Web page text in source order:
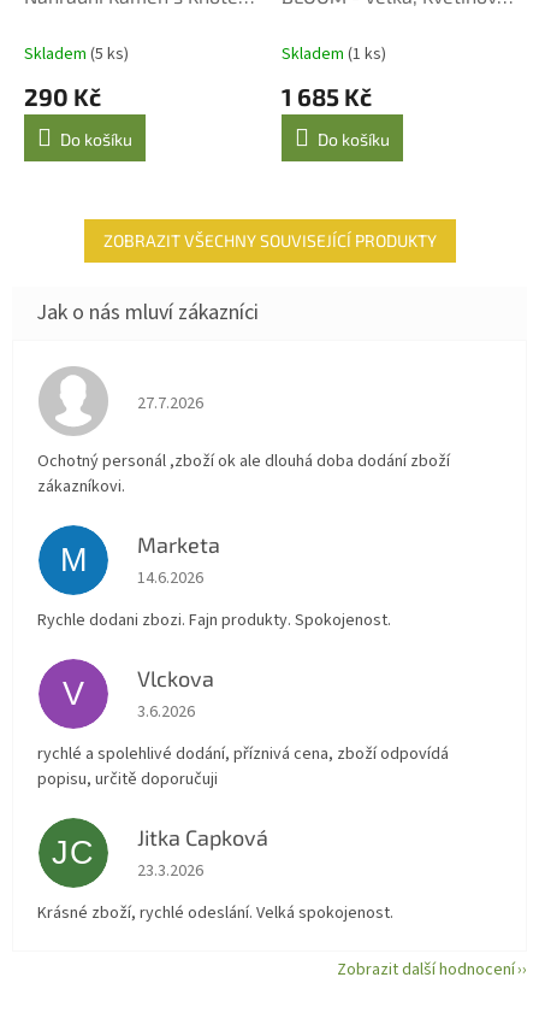
Lampy
Skladem (5 ks)
290 Kč
Do košíku
Skladem (1 ks)
1 685 Kč
Do košíku
ZOBRAZIT VŠECHNY SOUVISEJÍCÍ PRODUKTY
Hodnocení obchodu je 4 z 5 hvězdiček.
27.7.2026
Ochotný personál ,zboží ok ale dlouhá doba dodání zboží
zákazníkovi.
M Marketa
Hodnocení obchodu je 5 z 5 hvězdiček.
14.6.2026
Rychle dodani zbozi. Fajn produkty. Spokojenost.
V Vlckova
Hodnocení obchodu je 5 z 5 hvězdiček.
3.6.2026
rychlé a spolehlivé dodání, příznivá cena, zboží odpovídá
popisu, určitě doporučuji
JC Jitka Capková
Hodnocení obchodu je 5 z 5 hvězdiček.
23.3.2026
Krásné zboží, rychlé odeslání. Velká spokojenost.
Zobrazit další hodnocení